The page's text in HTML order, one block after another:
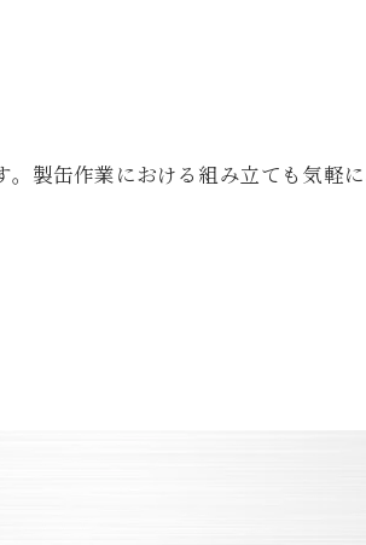
製缶作業における組み立ても気軽